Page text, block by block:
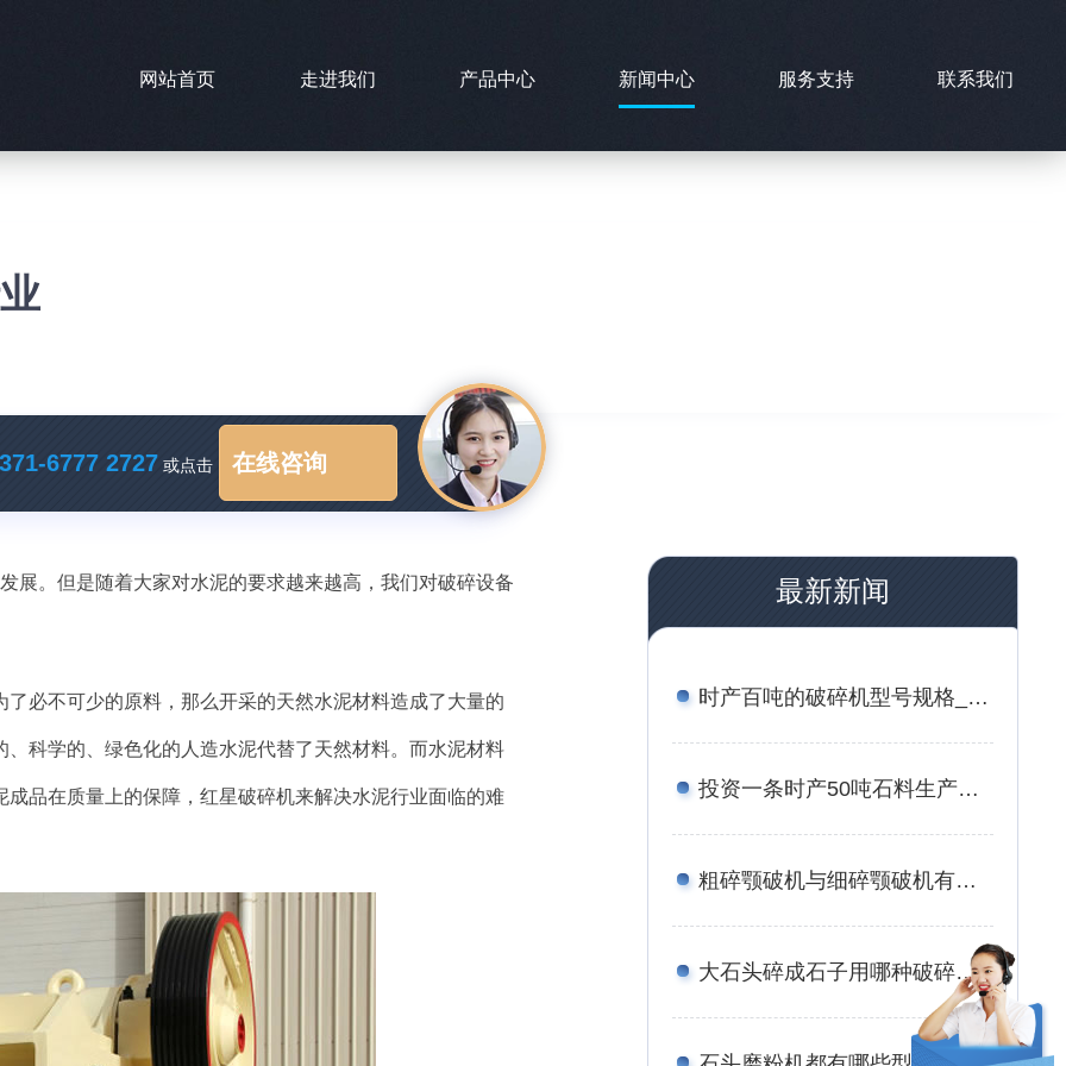
网站首页 走进我们 产品中心 新闻中心 服务支持 联系我们
6777 2727 或点击 在线咨询
展。但是随着大家对水泥的要求越来越高，我们对破碎设备
必不可少的原料，那么开采的天然水泥材料造成了大量的
科学的、绿色化的人造水泥代替了天然材料。而水泥材料
品在质量上的保障，红星破碎机来解决水泥行业面临的难
最新新闻
时产百吨的破碎机型号规格_附案例现场与报价
投资一条时产50吨石料生产线的成本有多少？有流程与方案吗？
粗碎颚破机与细碎颚破机有何区别？价格分别是多少？
大石头碎成石子用哪种破碎机，报价是多少？